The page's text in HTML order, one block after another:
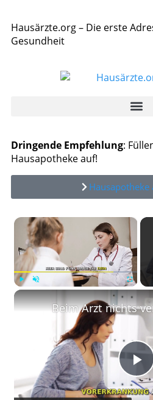
Hausärzte.org – Die erste
Gesundheit
Dringende Empfehlung:
Hausapotheke auf!
×